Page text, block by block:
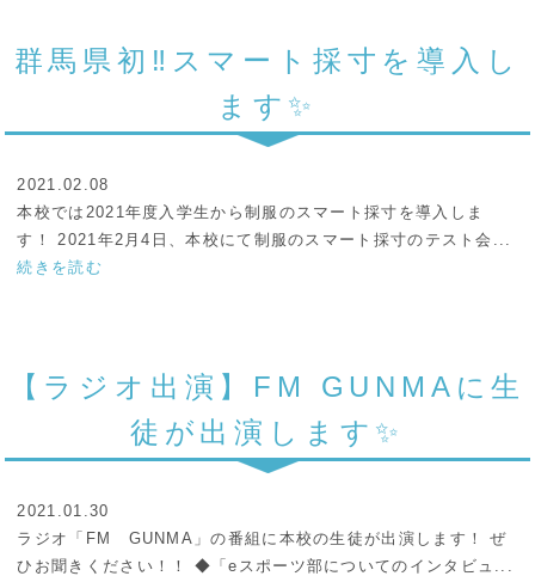
群馬県初‼スマート採寸を導入し
ます✨
2021.02.08
本校では2021年度入学生から制服のスマート採寸を導入しま
す！ 2021年2月4日、本校にて制服のスマート採寸のテスト会...
続きを読む
【ラジオ出演】FM GUNMAに生
徒が出演します✨
2021.01.30
ラジオ「FM GUNMA」の番組に本校の生徒が出演します！ ぜ
ひお聞きください！！ ◆「eスポーツ部についてのインタビュ...